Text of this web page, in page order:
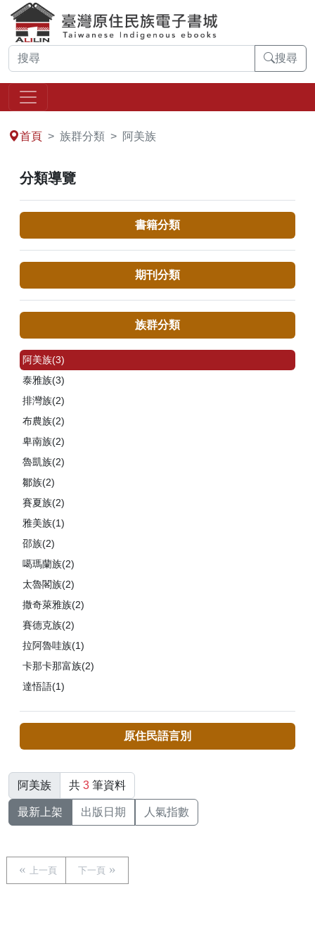
搜尋
首頁
族群分類 阿美族
分類導覽
書籍分類
期刊分類
族群分類
阿美族(3)
泰雅族(3)
排灣族(2)
布農族(2)
卑南族(2)
魯凱族(2)
鄒族(2)
賽夏族(2)
雅美族(1)
邵族(2)
噶瑪蘭族(2)
太魯閣族(2)
撒奇萊雅族(2)
賽德克族(2)
拉阿魯哇族(1)
卡那卡那富族(2)
達悟語(1)
原住民語言別
阿美族 共 3 筆資料
最新上架 出版日期 人氣指數
上一頁 下一頁